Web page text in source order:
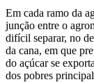
Em cada ramo da
junção entre o
difícil separar, no
da cana, em que
do açúcar se
dos pobres